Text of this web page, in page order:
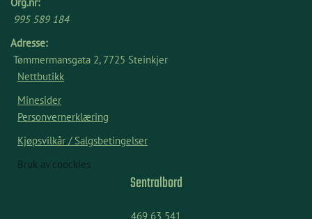
995 589 184
Adresse:
Tømmermansgata 2, 7725 Steinkjer
Nettbutikk
Minesider
Personvernerklæring
Kjøpsvilkår / Salgsbetingelser
Bruk av coockies
Sentralbord
469 63 541